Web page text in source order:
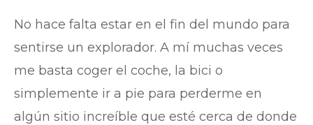
No hace falta estar en el fin del mundo para
sentirse un explorador. A mí muchas veces
me basta coger el coche, la bici o
simplemente ir a pie para perderme en
algún sitio increíble que esté cerca de donde